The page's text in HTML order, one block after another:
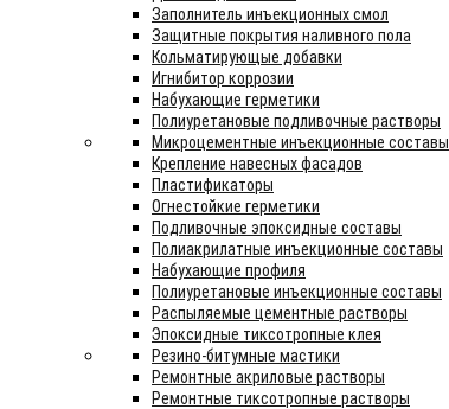
Заполнитель инъекционных смол
Защитные покрытия наливного пола
Кольматирующые добавки
Игнибитор коррозии
Набухающие герметики
Полиуретановые подливочные растворы
Микроцементные инъекционные составы
Крепление навесных фасадов
Пластификаторы
Огнестойкие герметики
Подливочные эпоксидные составы
Полиакрилатные инъекционные составы
Набухающие профиля
Полиуретановые инъекционные составы
Распыляемые цементные растворы
Эпоксидные тиксотропные клея
Резино-битумные мастики
Ремонтные акриловые растворы
Ремонтные тиксотропные растворы